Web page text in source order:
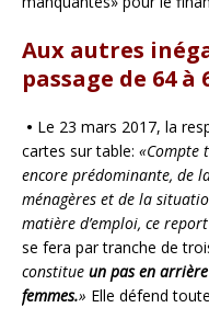
Aux autres
passage de 64 à
• Le 23 mars 2017, la
cartes sur table: «Compte
encore prédominante, de
ménagères et de la
matière d’emploi, ce
se fera par tranche de
constitue un pas en
femmes.» Elle défend